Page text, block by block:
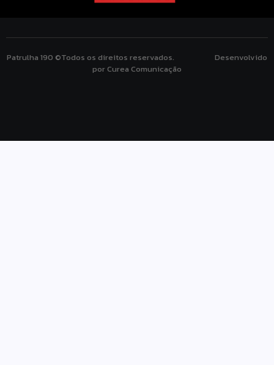
Patrulha 190 ©Todos os direitos reservados. Desenvolvido
por Curea Comunicação